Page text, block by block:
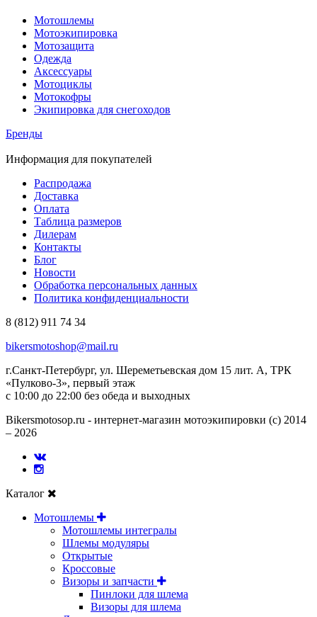
Мотошлемы
Мотоэкипировка
Мотозащита
Одежда
Аксессуары
Мотоциклы
Мотокофры
Экипировка для снегоходов
Бренды
Информация для покупателей
Распродажа
Доставка
Оплата
Таблица размеров
Дилерам
Контакты
Блог
Новости
Обработка персональных данных
Политика конфиденциальности
8 (812) 911 74 34
bikersmotoshop@mail.ru
г.Санкт-Петербург, ул. Шереметьевская дом 15 лит. А, ТРК
«Пулково-3», первый этаж
с 10:00 до 22:00 без обеда и выходных
Bikersmotosop.ru - интернет-магазин мотоэкипировки (c) 2014
– 2026
Каталог
Мотошлемы
Мотошлемы интегралы
Шлемы модуляры
Открытые
Кросcовые
Визоры и запчасти
Пинлоки для шлема
Визоры для шлема